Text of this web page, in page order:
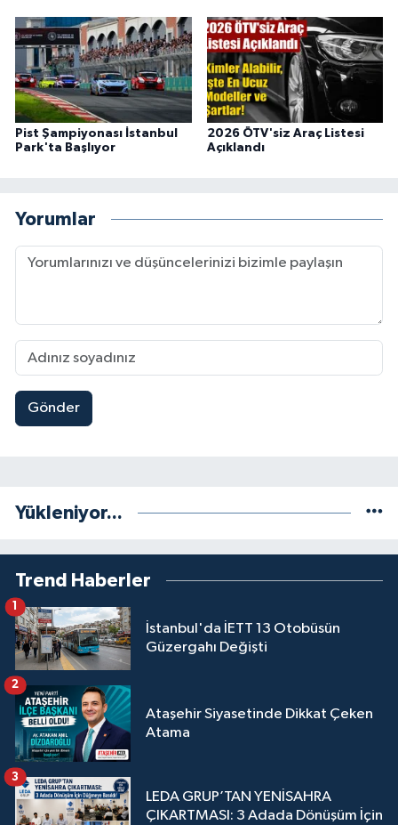
Pist Şampiyonası İstanbul
Park'ta Başlıyor
2026 ÖTV'siz Araç Listesi
Açıklandı
Yorumlar
Gönder
Yükleniyor...
Trend Haberler
İstanbul'da İETT 13 Otobüsün
Güzergahı Değişti
1
Ataşehir Siyasetinde Dikkat Çeken
Atama
2
LEDA GRUP’TAN YENİSAHRA
ÇIKARTMASI: 3 Adada Dönüşüm İçin
3